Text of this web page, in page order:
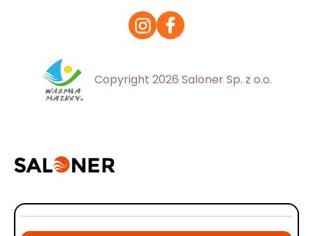
Copyright 2026 Saloner Sp. z o.o.